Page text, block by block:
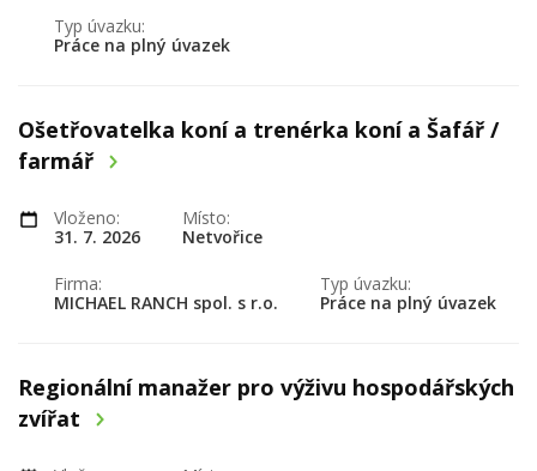
Typ úvazku:
Práce na plný úvazek
Ošetřovatelka koní a trenérka koní a Šafář /
farmář
Vloženo:
31. 7. 2026
Místo:
Netvořice
Firma:
MICHAEL RANCH spol. s r.o.
Typ úvazku:
Práce na plný úvazek
Regionální manažer pro výživu hospodářských
zvířat